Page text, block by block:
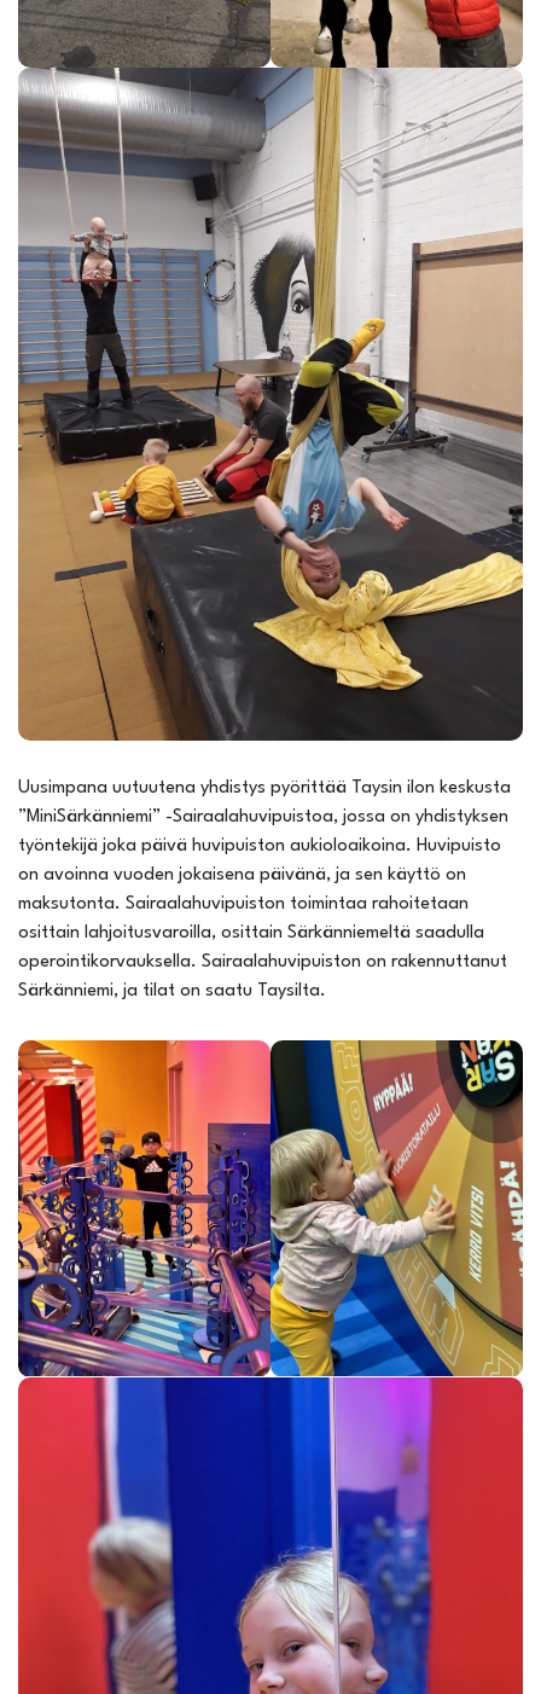
Uusimpana uutuutena yhdistys pyörittää Taysin ilon keskusta
”MiniSärkänniemi” -Sairaalahuvipuistoa, jossa on yhdistyksen
työntekijä joka päivä huvipuiston aukioloaikoina. Huvipuisto
on avoinna vuoden jokaisena päivänä, ja sen käyttö on
maksutonta. Sairaalahuvipuiston toimintaa rahoitetaan
osittain lahjoitusvaroilla, osittain Särkänniemeltä saadulla
operointikorvauksella. Sairaalahuvipuiston on rakennuttanut
Särkänniemi, ja tilat on saatu Taysilta.